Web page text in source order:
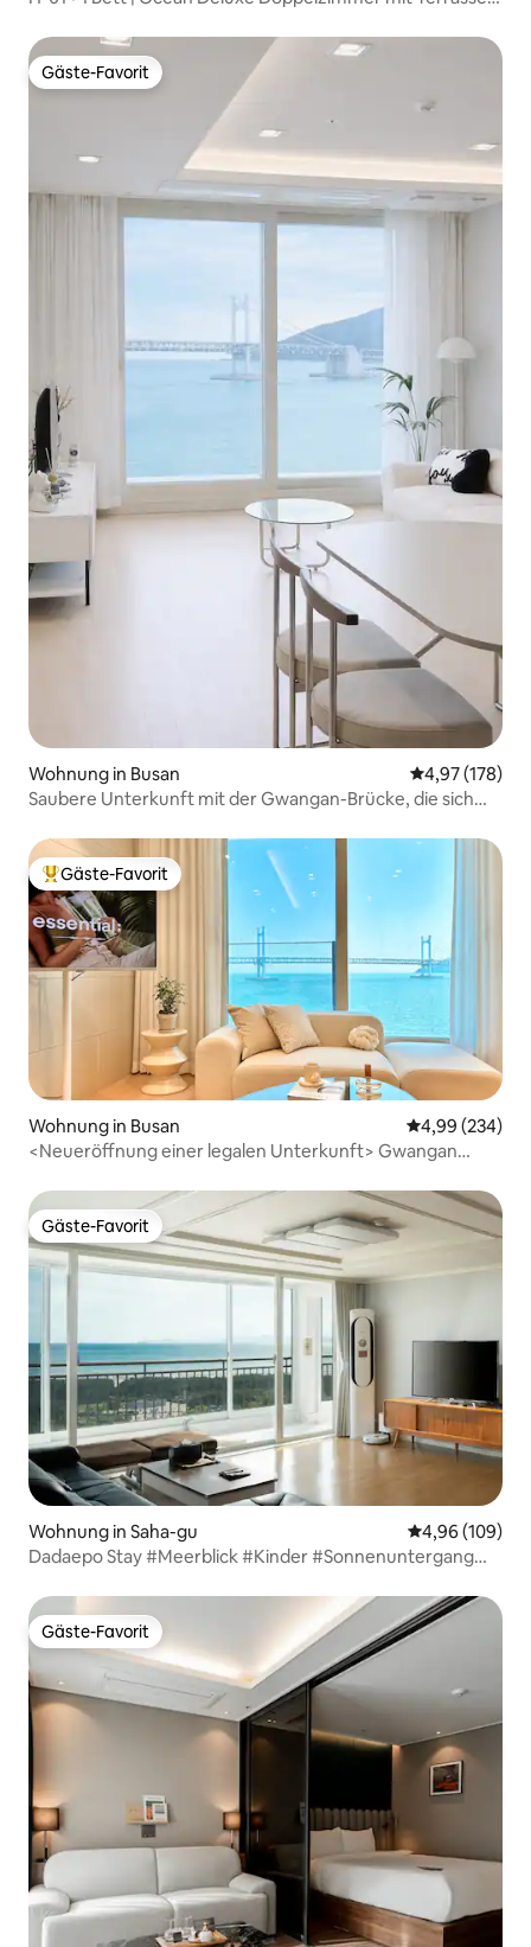
Gäste-Favorit
Gäste-Favorit
Wohnung in Busan
4,97 (178)
Saubere Unterkunft mit der Gwangan-Brücke, die sich
Beliebter Gäste-Favorit.
Gäste-Favorit
Wohnung in Busan
4,99 (234)
<Neueröffnung einer legalen Unterkunft> Gwangan
Strand/Hotelbettwäsche/maximal 6 Personen/Anri Villa
Gäste-Favorit
Gäste-Favorit
Wohnung in Saha-gu
4,96 (109)
Dadaepo Stay #Meerblick #Kinder #Sonnenuntergang
Gäste-Favorit
Gäste-Favorit